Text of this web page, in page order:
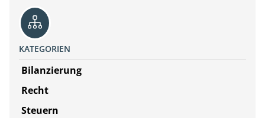
KATEGORIEN
Bilanzierung
Recht
Steuern